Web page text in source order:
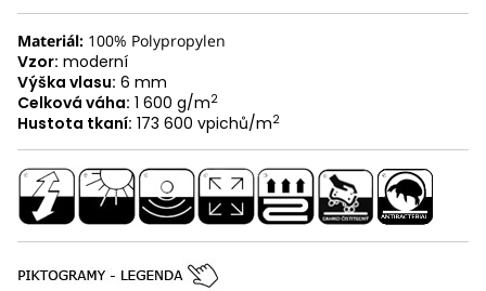
Materiál: 100% Polypropylen
Vzor: moderní
Výška vlasu: 6 mm
Celková váha: 1 600 g/m2
Hustota tkaní: 173 600 vpichů/m2